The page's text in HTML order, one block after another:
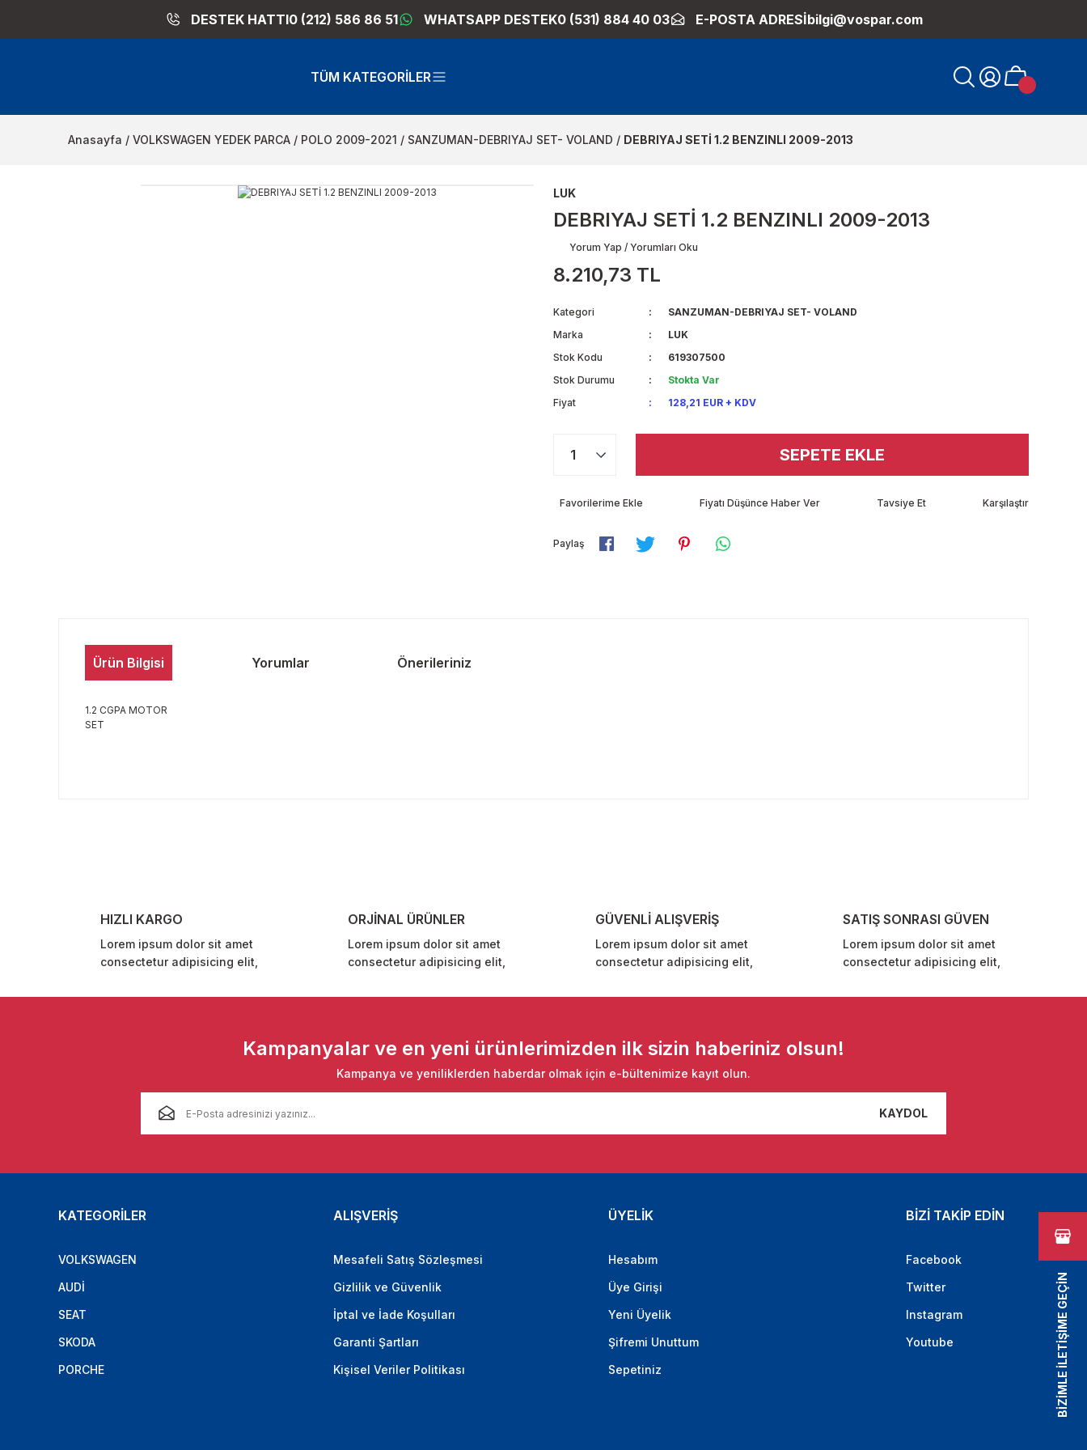
DESTEK HATTI0 (212) 586 86 51 WHATSAPP DESTEK0 (531) 884 40 03 E-POSTA ADRESİbilgi@vospar.com
TÜM KATEGORİLER
Anasayfa VOLKSWAGEN YEDEK PARCA POLO 2009-2021 SANZUMAN-DEBRIYAJ SET- VOLAND DEBRIYAJ SETİ 1.2 BENZINLI 2009-2013
LUK
DEBRIYAJ SETİ 1.2 BENZINLI 2009-2013
Yorum Yap / Yorumları Oku
8.210,73 TL
Kategori
SANZUMAN-DEBRIYAJ SET- VOLAND
Marka
LUK
Stok Kodu
619307500
Stok Durumu
Stokta Var
Fiyat
128,21 EUR + KDV
SEPETE EKLE
Fiyatı Düşünce Haber Ver Tavsiye Et Karşılaştır
Paylaş
Ürün Bilgisi Yorumlar Önerileriniz
1.2 CGPA MOTOR
SET
Bu ürüne benzer farklı alternatifler olmalı.
HIZLI KARGO
Lorem ipsum dolor sit amet
consectetur adipisicing elit,
ORJİNAL ÜRÜNLER
Lorem ipsum dolor sit amet
consectetur adipisicing elit,
GÜVENLİ ALIŞVERİŞ
Lorem ipsum dolor sit amet
consectetur adipisicing elit,
SATIŞ SONRASI GÜVEN
Lorem ipsum dolor sit amet
consectetur adipisicing elit,
Kampanyalar ve en yeni ürünlerimizden ilk sizin haberiniz olsun!
Kampanya ve yeniliklerden haberdar olmak için e-bültenimize kayıt olun.
KAYDOL
KATEGORİLER
VOLKSWAGEN
AUDİ
SEAT
SKODA
PORCHE
ALIŞVERİŞ
Mesafeli Satış Sözleşmesi
Gizlilik ve Güvenlik
İptal ve İade Koşulları
Garanti Şartları
Kişisel Veriler Politikası
ÜYELİK
Hesabım
Üye Girişi
Yeni Üyelik
Şifremi Unuttum
Sepetiniz
BİZİ TAKİP EDİN
Facebook
Twitter
Instagram
Youtube
BİZİMLE İLETİŞİME GEÇİN